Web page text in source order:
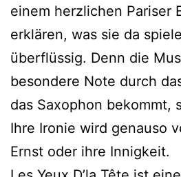
einem herzlichen Pariser
erklären, was sie da
überflüssig. Denn die
besondere Note durch
das Saxophon bekommt,
Ihre Ironie wird genauso
Ernst oder ihre Innigkeit.